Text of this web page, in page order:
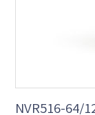
NVR516-64/